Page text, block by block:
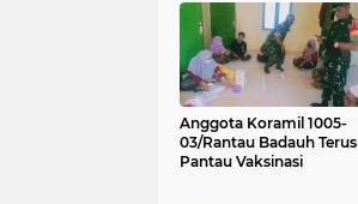
Anggota Koramil 1005-
03/Rantau Badauh Terus
Pantau Vaksinasi